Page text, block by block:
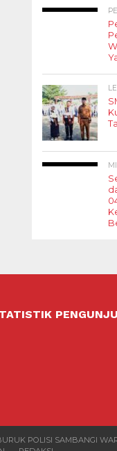
POLISI SAMBANGI